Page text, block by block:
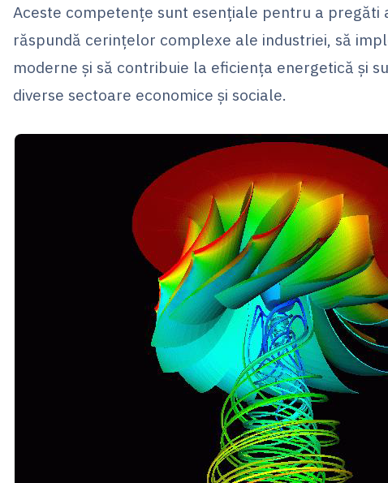
Aceste competențe sunt esențiale pentru a pregăti
răspundă cerințelor complexe ale industriei, să
moderne și să contribuie la eficiența energetică și
diverse sectoare economice și sociale.